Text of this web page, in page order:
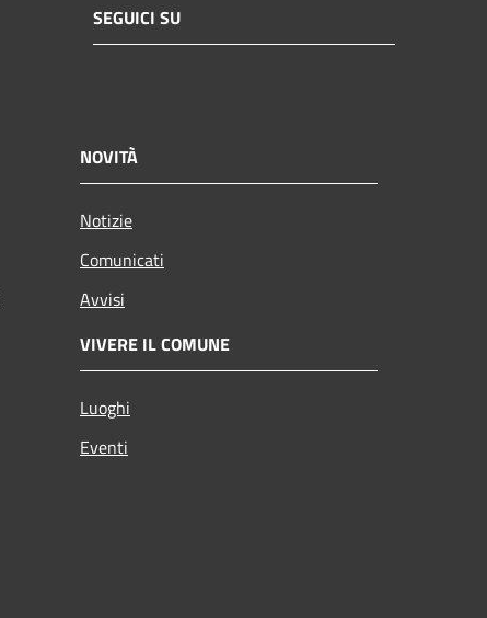
SEGUICI SU
NOVITÀ
Notizie
Comunicati
Avvisi
VIVERE IL COMUNE
Luoghi
Eventi